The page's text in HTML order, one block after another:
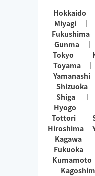
Hokkaido
Miyagi
Fukushima
Gunma
Tokyo
Toyama
Yamanashi
Shizuoka
Shiga
Hyogo
Tottori
Hiroshima
Kagawa
Fukuoka
Kumamoto